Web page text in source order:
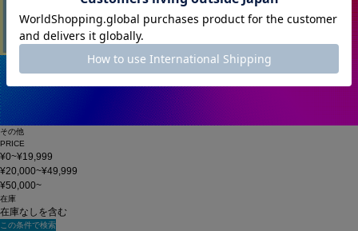
その他
PRICE
¥0~¥19,999
¥20,000~¥49,999
¥50,000~
在庫
在庫なしを含む
この条件で検索